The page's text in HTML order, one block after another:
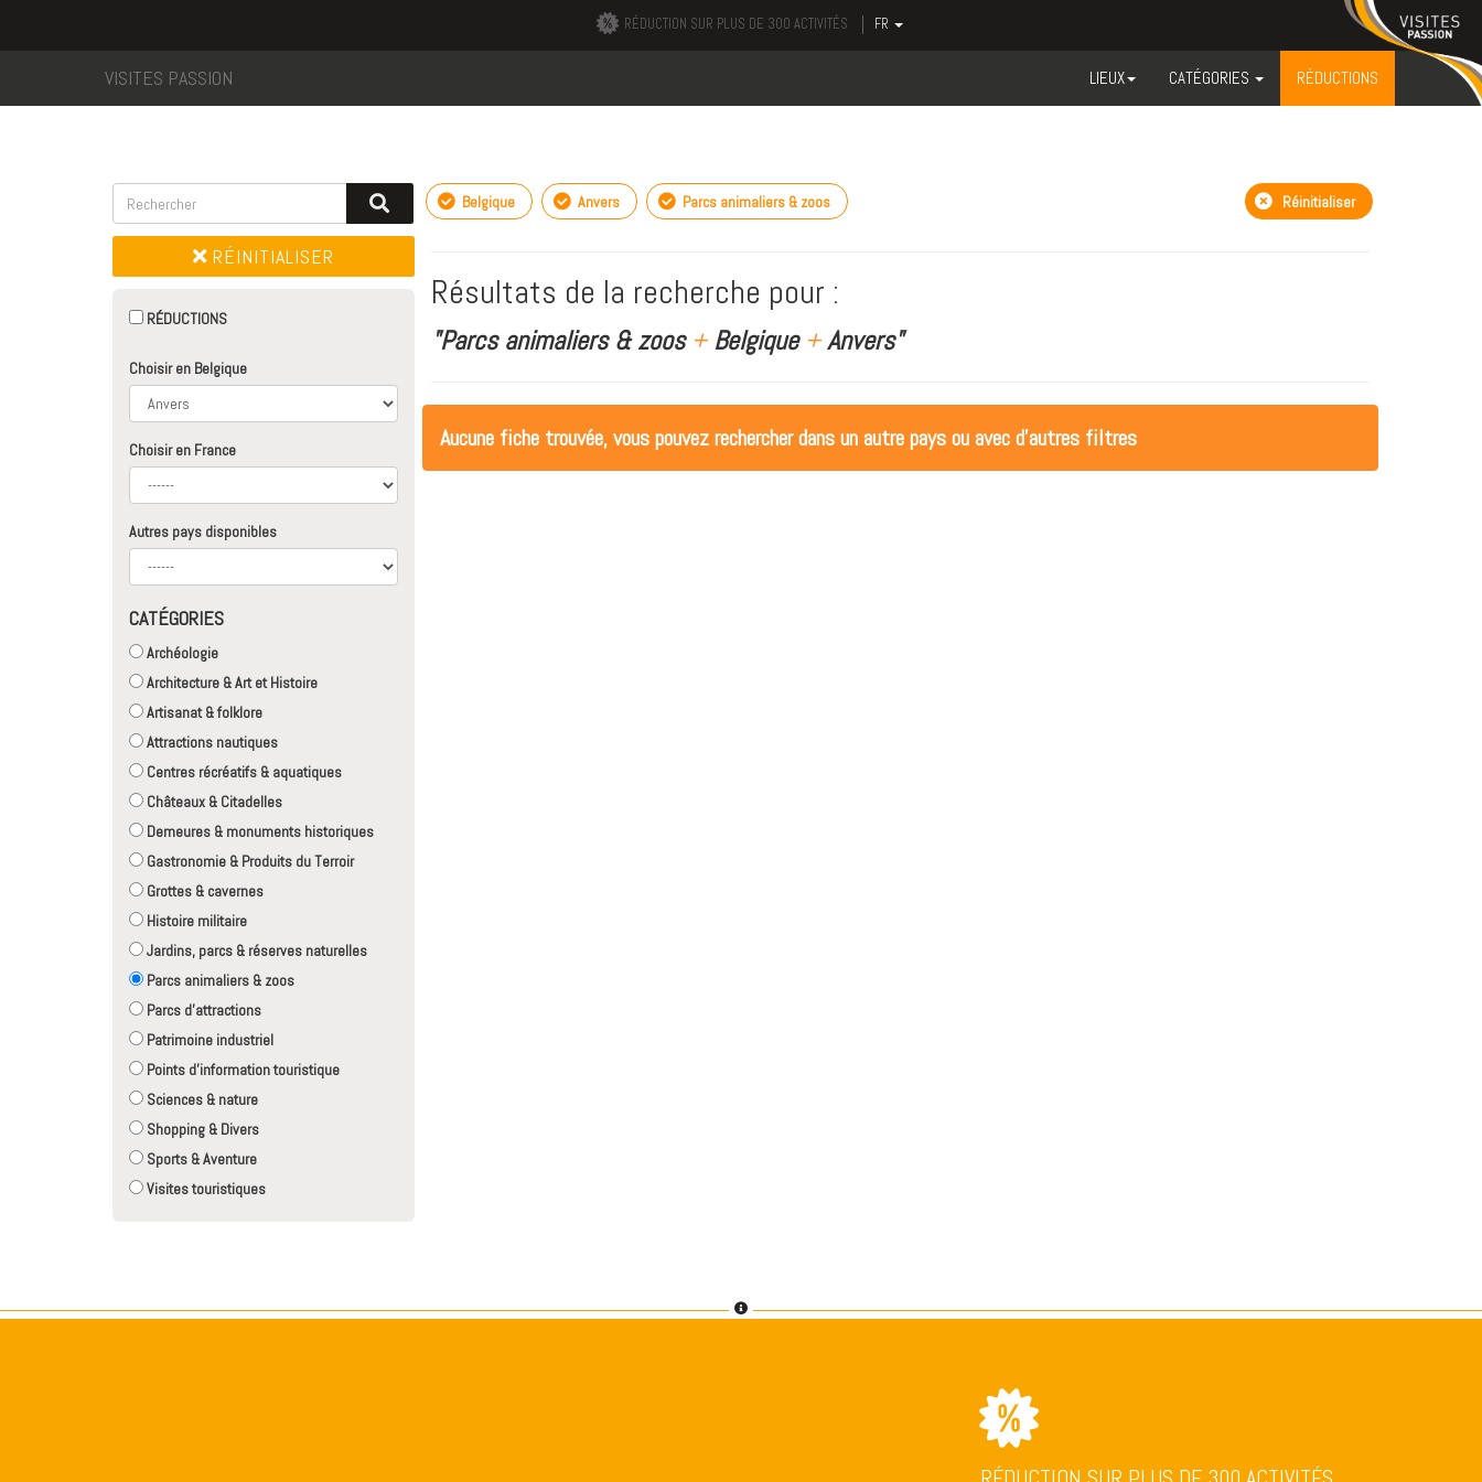
RÉDUCTION SUR PLUS DE 300 ACTIVITÉS FR
VISITES PASSION LIEUX CATÉGORIES RÉDUCTIONS
RÉINITIALISER
RÉDUCTIONS
Choisir en Belgique
Choisir en France
Autres pays disponibles
CATÉGORIES
Archéologie
Architecture & Art et Histoire
Artisanat & folklore
Attractions nautiques
Centres récréatifs & aquatiques
Châteaux & Citadelles
Demeures & monuments historiques
Gastronomie & Produits du Terroir
Grottes & cavernes
Histoire militaire
Jardins, parcs & réserves naturelles
Parcs animaliers & zoos
Parcs d'attractions
Patrimoine industriel
Points d'information touristique
Sciences & nature
Shopping & Divers
Sports & Aventure
Visites touristiques
Belgique Anvers Parcs animaliers & zoos Réinitialiser
Résultats de la recherche pour :
"Parcs animaliers & zoos +Belgique +Anvers"
Aucune fiche trouvée, vous pouvez rechercher dans un autre pays ou avec d'autres filtres